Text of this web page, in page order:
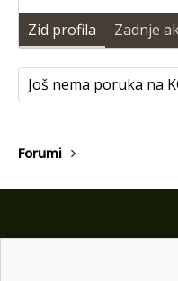
Zid profila Zadnje
Još nema poruka na
Forumi